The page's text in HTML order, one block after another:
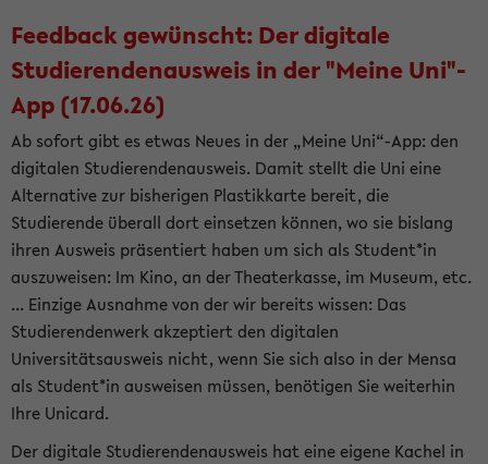
Feedback gewünscht: Der digitale
Studierendenausweis in der "Meine Uni"-
App (17.06.26)
Ab sofort gibt es etwas Neues in der „Meine Uni“-App: den
digitalen Studierendenausweis. Damit stellt die Uni eine
Alternative zur bisherigen Plastikkarte bereit, die
Studierende überall dort einsetzen können, wo sie bislang
ihren Ausweis präsentiert haben um sich als Student*in
auszuweisen: Im Kino, an der Theaterkasse, im Museum, etc.
... Einzige Ausnahme von der wir bereits wissen: Das
Studierendenwerk akzeptiert den digitalen
Universitätsausweis nicht, wenn Sie sich also in der Mensa
als Student*in ausweisen müssen, benötigen Sie weiterhin
Ihre Unicard.
Der digitale Studierendenausweis hat eine eigene Kachel in